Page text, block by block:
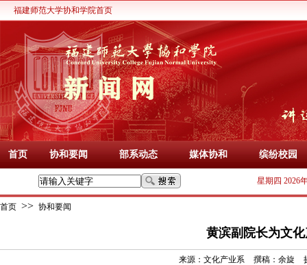
福建师范大学协和学院首页
首页 协和要闻 部系动态 媒体协和 缤纷校园
星期四 2026
首页 >> 协和要闻
黄滨副院长为文
来源： 文化产业系 撰稿： 余旋